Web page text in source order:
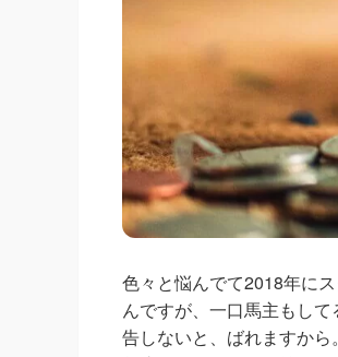
色々と悩んでて2018年に
んですが、一口馬主もし
告しないと、ばれますか